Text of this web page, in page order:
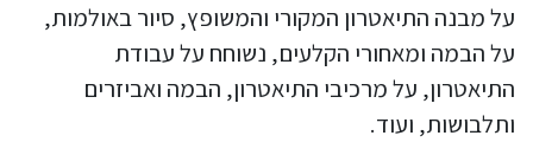
על מבנה התיאטרון המקורי והמשופץ, סיור באולמות,
על הבמה ומאחורי הקלעים, נשוחח על עבודת
התיאטרון, על מרכיבי התיאטרון, הבמה ואביזרים
ותלבושות, ועוד.